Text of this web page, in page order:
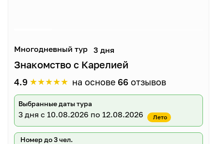
Многодневный тур 3 дня
Знакомство с Карелией
4.9 ★★★★★ на основе 66 отзывов
Выбранные даты тура
3 дня с 10.08.2026 по 12.08.2026 Лето
Номер до 3 чел.